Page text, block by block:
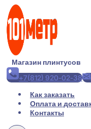
Перейти
содержимому
Магазин плинтусов
+7(812) 920-02-38
Как заказать
Оплата и
Контакты